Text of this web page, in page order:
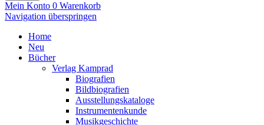
Mein Konto 0 Warenkorb
Navigation überspringen
Home
Neu
Bücher
Verlag Kamprad
Biografien
Bildbiografien
Ausstellungskataloge
Instrumentenkunde
Musikgeschichte